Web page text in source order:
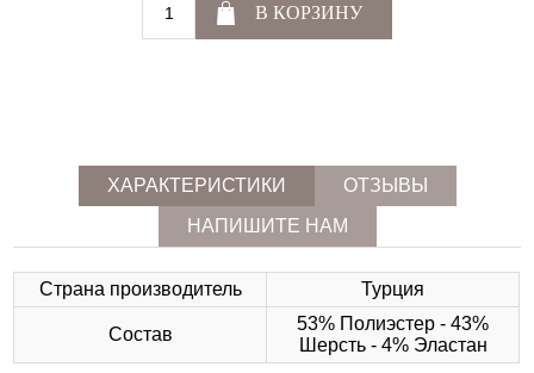
В КОРЗИНУ
ХАРАКТЕРИСТИКИ
ОТЗЫВЫ
НАПИШИТЕ НАМ
Страна производитель Турция
Состав
53% Полиэстер - 43%
Шерсть - 4% Эластан